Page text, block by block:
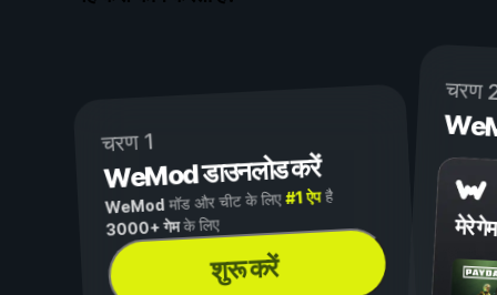
चरण 1
WeMod डाउनलोड करें
WeMod मॉड और चीट के लिए#1 ऐपहै
3000+ गेमके लिए
शुरू करें
चरण
मेरे गेम